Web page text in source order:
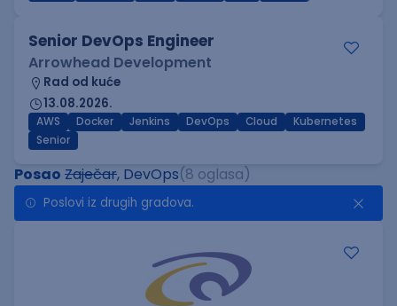
Senior DevOps Engineer
Arrowhead Development
Rad od kuće
13.08.2026.
AWS Docker Jenkins DevOps Cloud
Kubernetes
Senior
Posao Zaječar, DevOps(8 oglasa)
Poslovi iz drugih gradova.